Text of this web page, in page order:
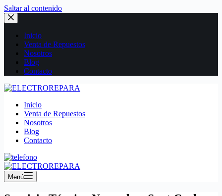
Saltar al contenido
Inicio
Venta de Repuestos
Nosotros
Blog
Contacto
Inicio
Venta de Repuestos
Nosotros
Blog
Contacto
Menú